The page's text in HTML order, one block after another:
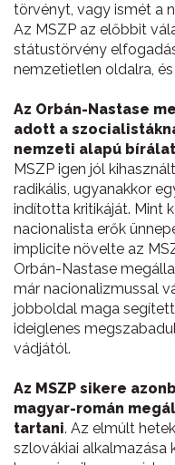
törvényt, vagy ismét a
Az MSZP az előbbit
státustörvény
nemzetietlen oldalra,
Az Orbán-Nastase
adott a
nemzeti alapú
MSZP igen jól
radikális, ugyanakkor
indította kritikáját. Mint
nacionalista erők
implicite növelte az
Orbán-Nastase
már nacionalizmussal
jobboldal maga
ideiglenes
vádjától.
Az MSZP sikere
magyar-román
tartani. Az elmúlt
szlovákiai alkalmazása